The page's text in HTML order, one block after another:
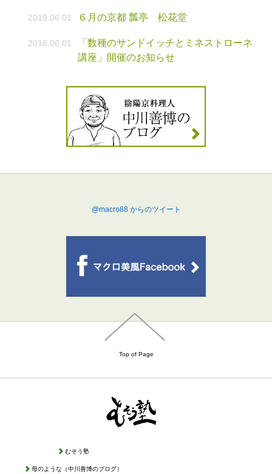
2018.06.01 ６月の京都 瓢亭 松花堂
2018.06.01
「数種のサンドイッチとミネストローネ
講座」開催のお知らせ
@macro88 からのツイート
Top of Page
むそう塾
母のような（中川善博のブログ）